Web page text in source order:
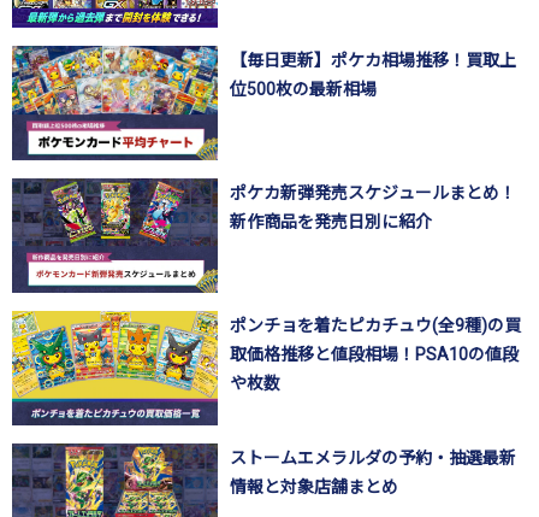
【毎日更新】ポケカ相場推移！買取上
位500枚の最新相場
ポケカ新弾発売スケジュールまとめ！
新作商品を発売日別に紹介
ポンチョを着たピカチュウ(全9種)の買
取価格推移と値段相場！PSA10の値段
や枚数
ストームエメラルダの予約・抽選最新
情報と対象店舗まとめ